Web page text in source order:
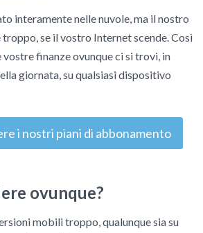
interamente nelle nuvole, ma il nostro
se il vostro Internet scende. Così
finanze ovunque ci si trovi, in
giornata, su qualsiasi dispositivo
i nostri piani di abbonamento
ovunque?
mobili troppo, qualunque sia su